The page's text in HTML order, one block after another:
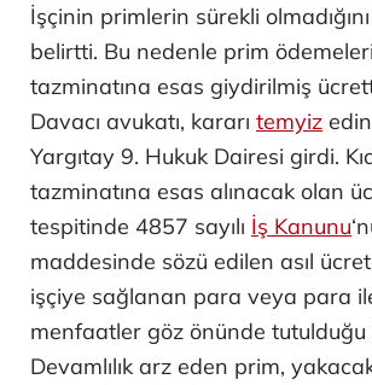
İşçinin primlerin sürekli
belirtti. Bu nedenle prim
tazminatına esas giydirilmiş
Davacı avukatı, kararı temyiz
Yargıtay 9. Hukuk Dairesi girdi.
tazminatına esas alınacak olan
tespitinde 4857 sayılı İş Kanunu
maddesinde sözü edilen asıl
işçiye sağlanan para veya para
menfaatler göz önünde tutulduğu
Devamlılık arz eden prim,